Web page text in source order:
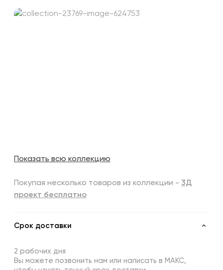
Показать всю коллекцию
Покупая несколько товаров из коллекции - 3Д
проект бесплатно
Срок доставки
2 рабочих дня
Вы можете позвонить нам или написать в МАКС,